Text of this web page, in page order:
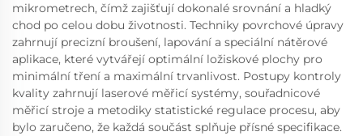
mikrometrech, čímž zajišťují dokonalé srovnání a hladký
chod po celou dobu životnosti. Techniky povrchové úpravy
zahrnují precizní broušení, lapování a speciální nátěrové
aplikace, které vytvářejí optimální ložiskové plochy pro
minimální tření a maximální trvanlivost. Postupy kontroly
kvality zahrnují laserové měřicí systémy, souřadnicové
měřicí stroje a metodiky statistické regulace procesu, aby
bylo zaručeno, že každá součást splňuje přísné specifikace.